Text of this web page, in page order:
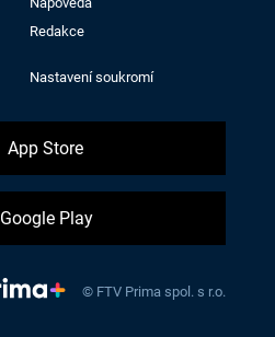
Redakce
Nastavení soukromí
App Store
Google Play
© FTV Prima spol. s r.o.